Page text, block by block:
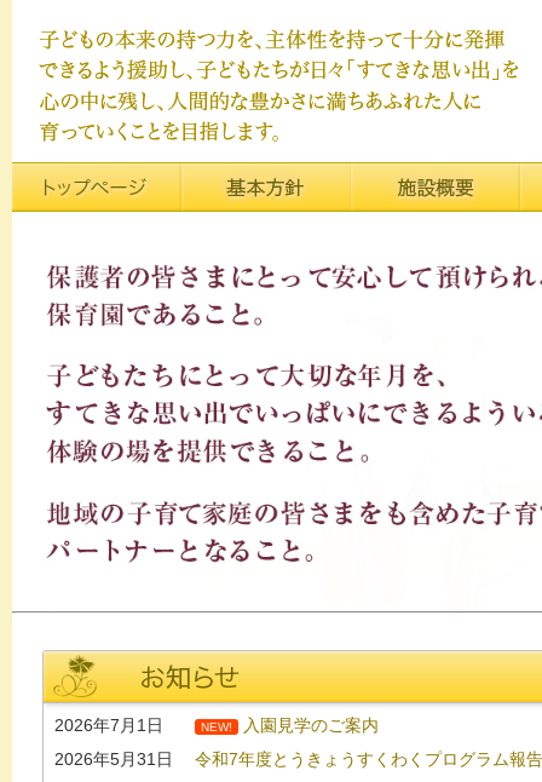
2026年7月1日 NEW!
入園見学のご案内
2026年5月31日
令和7年度とうきょうすくわくプログラム報告